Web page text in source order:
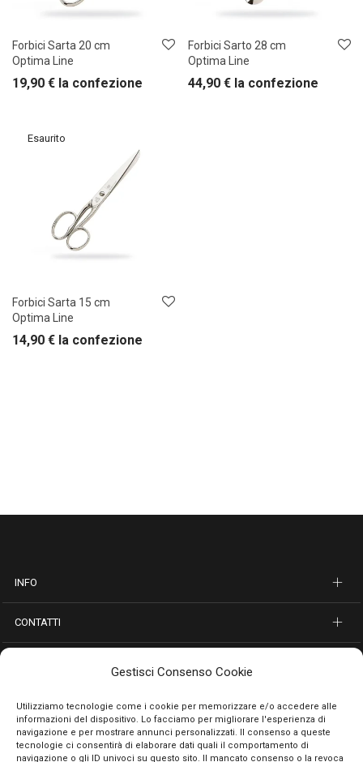
Gestisci Consenso Cookie
Utilizziamo tecnologie come i cookie per memorizzare e/o accedere alle
informazioni del dispositivo. Lo facciamo per migliorare l'esperienza di
navigazione e per mostrare annunci personalizzati. Il consenso a queste
tecnologie ci consentirà di elaborare dati quali il comportamento di
navigazione o gli ID univoci su questo sito. Il mancato consenso o la revoca
Forbici Sarta 20 cm
Optima Line
19,90 € la confezione
Forbici Sarto 28 cm
Optima Line
44,90 € la confezione
Forbici Sarta 15 cm
Optima Line
14,90 € la confezione
INFO
CONTATTI
PAGAMENTI SICURI